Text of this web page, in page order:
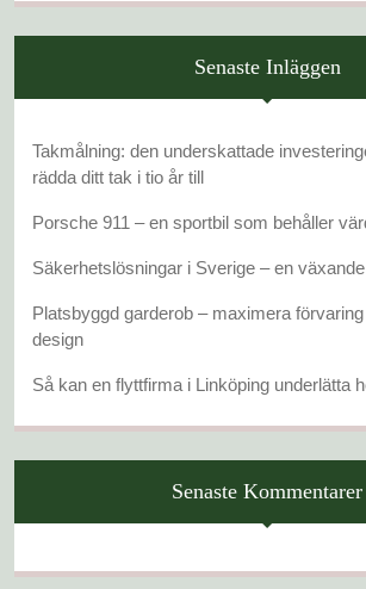
Senaste Inläggen
Takmålning: den underskattade
rädda ditt tak i tio år till
Porsche 911 – en sportbil som behåller
Säkerhetslösningar i Sverige – en
Platsbyggd garderob – maximera
design
Så kan en flyttfirma i Linköping underlätta
Senaste Kommentarer